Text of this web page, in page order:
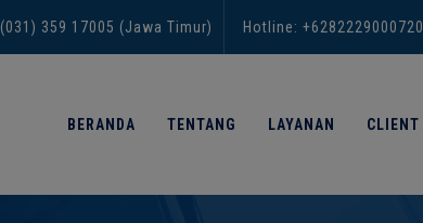
(031) 359 17005 (Jawa Timur) Hotline: +6282229000720
BERANDA TENTANG LAYANAN CLIENT